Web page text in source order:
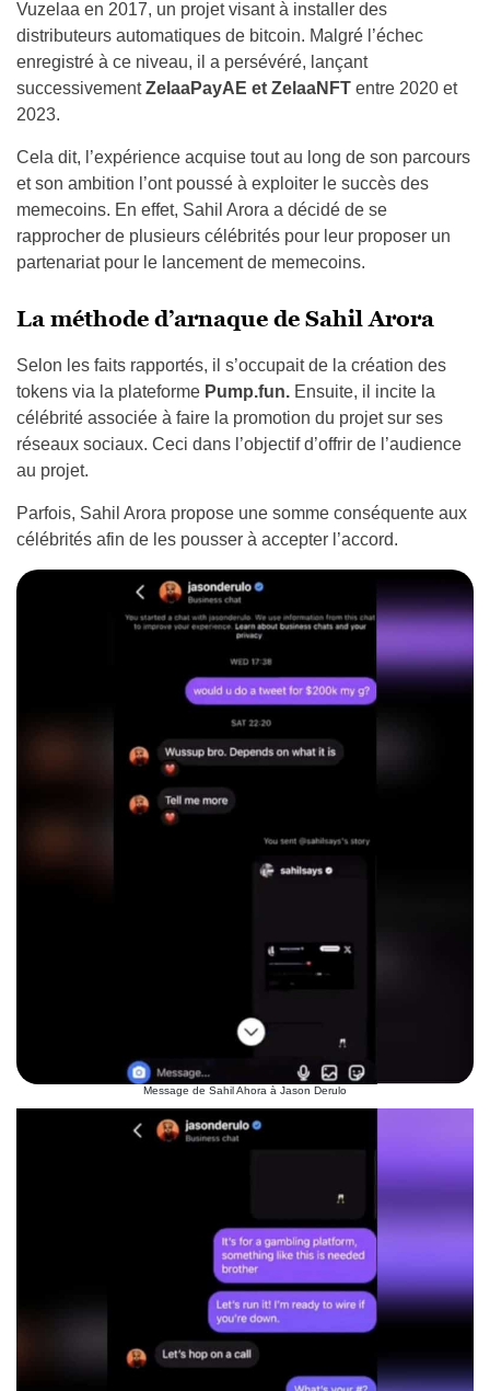
Vuzelaa en 2017, un projet visant à installer des
distributeurs automatiques de bitcoin. Malgré l’échec
enregistré à ce niveau, il a persévéré, lançant
successivementZelaaPayAE et ZelaaNFT entre 2020 et
2023.
Cela dit, l’expérience acquise tout au long de son parcours
et son ambition l’ont poussé à exploiter le succès des
memecoins. En effet, Sahil Arora a décidé de se
rapprocher de plusieurs célébrités pour leur proposer un
partenariat pour le lancement de memecoins.
La méthode d’arnaque de Sahil Arora
Selon les faits rapportés, il s’occupait de la création des
tokens via la plateforme Pump.fun. Ensuite, il incite la
célébrité associée à faire la promotion du projet sur ses
réseaux sociaux. Ceci dans l’objectif d’offrir de l’audience
au projet.
Parfois, Sahil Arora propose une somme conséquente aux
célébrités afin de les pousser à accepter l’accord.
Message de Sahil Ahora à Jason Derulo